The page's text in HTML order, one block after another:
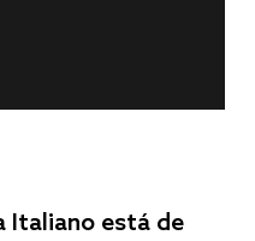
Italiano está de